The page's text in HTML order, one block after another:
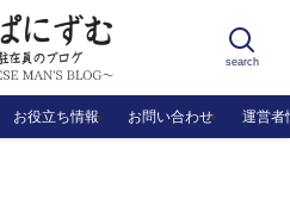
search
お役立ち情報 お問い合わせ 運営者